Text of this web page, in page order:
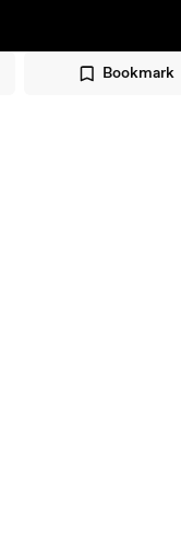
Bookmark